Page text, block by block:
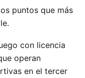
puntos que más
con licencia
operan
en el tercer